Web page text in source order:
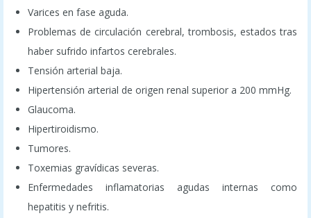
Varices en fase aguda.
Problemas de circulación cerebral, trombosis, estados tras
haber sufrido infartos cerebrales.
Tensión arterial baja.
Hipertensión arterial de origen renal superior a 200 mmHg.
Glaucoma.
Hipertiroidismo.
Tumores.
Toxemias gravídicas severas.
Enfermedades inflamatorias agudas internas como
hepatitis y nefritis.